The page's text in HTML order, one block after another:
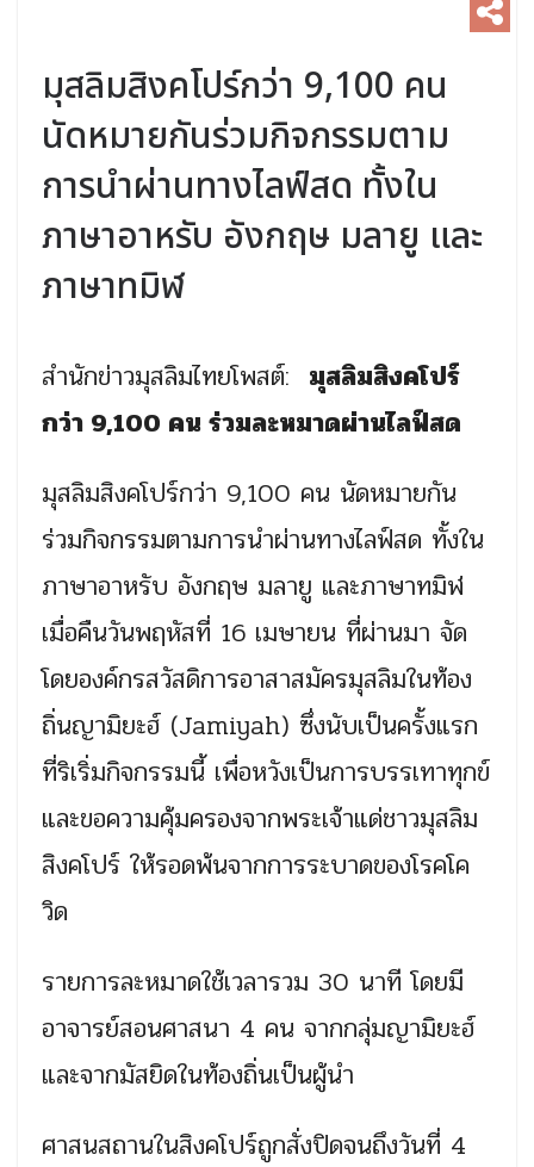
มุสลิมสิงคโปร์กว่า 9,100 คน
นัดหมายกันร่วมกิจกรรมตาม
การนำผ่านทางไลฟ์สด ทั้งใน
ภาษาอาหรับ อังกฤษ มลายู และ
ภาษาทมิฬ
สำนักข่าวมุสลิมไทยโพสต์: มุสลิมสิงคโปร์
กว่า 9,100 คน ร่วมละหมาดผ่านไลฟ์สด
มุสลิมสิงคโปร์กว่า 9,100 คน นัดหมายกัน
ร่วมกิจกรรมตามการนำผ่านทางไลฟ์สด ทั้งใน
ภาษาอาหรับ อังกฤษ มลายู และภาษาทมิฬ
เมื่อคืนวันพฤหัสที่ 16 เมษายน ที่ผ่านมา จัด
โดยองค์กรสวัสดิการอาสาสมัครมุสลิมในท้อง
ถิ่นญามิยะฮ์ (Jamiyah) ซึ่งนับเป็นครั้งแรก
ที่ริเริ่มกิจกรรมนี้ เพื่อหวังเป็นการบรรเทาทุกข์
และขอความคุ้มครองจากพระเจ้าแด่ชาวมุสลิม
สิงคโปร์ ให้รอดพ้นจากการระบาดของโรคโค
วิด
รายการละหมาดใช้เวลารวม 30 นาที โดยมี
อาจารย์สอนศาสนา 4 คน จากกลุ่มญามิยะฮ์
และจากมัสยิดในท้องถิ่นเป็นผู้นำ
ศาสนสถานในสิงคโปร์ถูกสั่งปิดจนถึงวันที่ 4